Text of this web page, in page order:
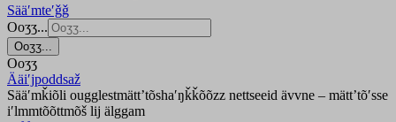
Sääʹmteʹǧǧ
Ooʒʒ...
Ooʒʒ...
Ooʒʒ
Ääiʹjpoddsaž
Sääʹmǩiõli ougglestmättʼtõshaʹŋǩǩõõzz nettseeid ävvne – mättʼtõʹsse
iʹlmmtõõttmõš lij älggam